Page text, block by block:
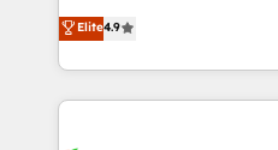
and CRM migration from
Client/member portals built
From HubSpot
developing a new website
digital marketing; we do it
results)! In short, our services include: - HubSpot
Elite4.9